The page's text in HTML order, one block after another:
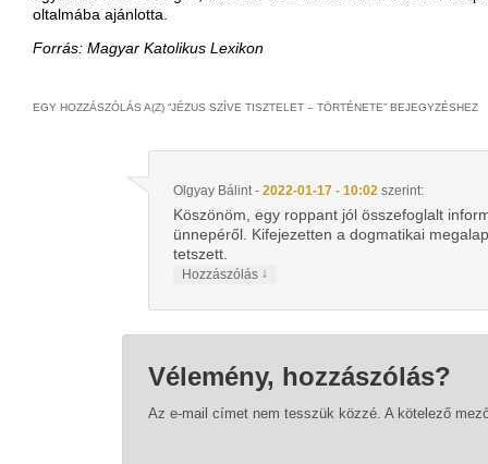
oltalmába ajánlotta.
Forrás: Magyar Katolikus Lexikon
EGY HOZZÁSZÓLÁS A(Z) “JÉZUS SZÍVE TISZTELET – TÖRTÉNETE” BEJEGYZÉSHEZ
Olgyay Bálint -2022-01-17 - 10:02 szerint:
Köszönöm, egy roppant jól összefoglalt
ünnepéről. Kifejezetten a dogmatikai
tetszett.
Hozzászólás ↓
Vélemény, hozzászólás?
Az e-mail címet nem tesszük közzé. A kötelező